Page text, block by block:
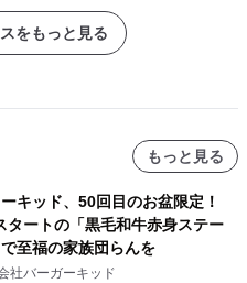
をもっと見る
もっと見る
キッド、50回目のお盆限定！
タートの「黒毛和牛赤身ステー
至福の家族団らんを
社バーガーキッド